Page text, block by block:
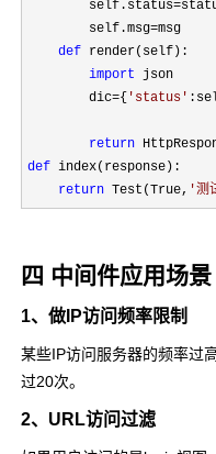
        self.status
=
        self.msg
=msg
def render(self):
import json
        dic
={ ' status '
return
def index(response):
return Test(True, '测
四 中间件应用场景
1、做IP访问频率限制
某些IP访问服务器的频率过
过20次。
2、URL访问过滤